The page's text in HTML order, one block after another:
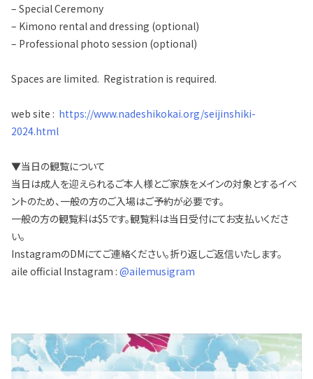
– Special Ceremony
– Kimono rental and dressing (optional)
– Professional photo session (optional)
Spaces are limited. Registration is required.
web site : https://www.nadeshikokai.org/seijinshiki-
2024.html
▼当日の観覧について
当日は成人を迎えられるご本人様とご家族をメインの対象とするイベ
ントのため、一般の方のご入場はご予約が必要です。
一般の方の観覧料は$5です。観覧料は当日受付にてお支払いくださ
い。
InstagramのDMにてご連絡ください。折り返しご返信いたします。
aile official Instagram : @ailemusigram